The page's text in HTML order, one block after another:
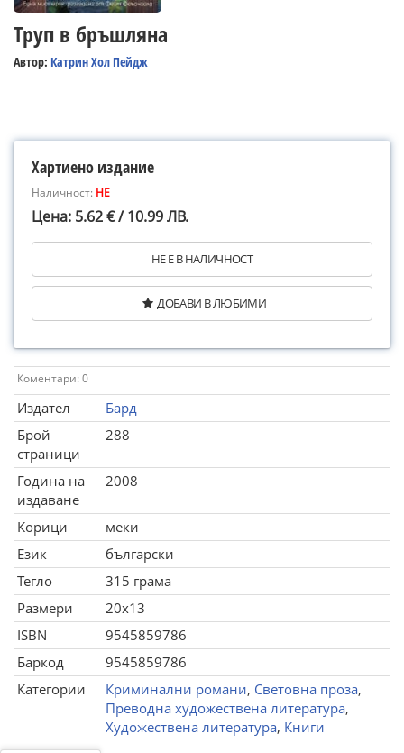
Труп в бръшляна
Автор: Катрин Хол Пейдж
Хартиено издание
Наличност: НЕ
Цена: 5.62 € / 10.99 ЛВ.
НЕ Е В НАЛИЧНОСТ
ДОБАВИ В ЛЮБИМИ
Коментари: 0
Издател
Бард
Брой
страници
288
Година на
издаване
2008
Корици
меки
Език
български
Тегло
315 грама
Размери
20x13
ISBN
9545859786
Баркод
9545859786
Категории
Криминални романи, Световна проза,
Преводна художествена литература,
Художествена литература, Книги